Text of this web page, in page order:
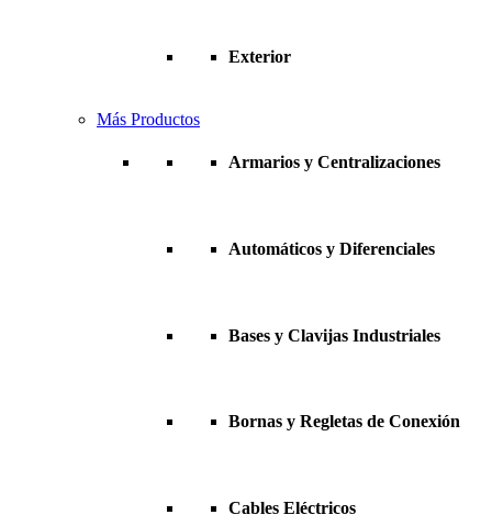
Exterior
Más Productos
Armarios y Centralizaciones
Automáticos y Diferenciales
Bases y Clavijas Industriales
Bornas y Regletas de Conexión
Cables Eléctricos